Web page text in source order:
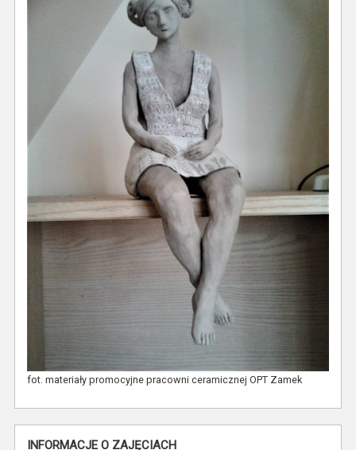
fot. materiały promocyjne pracowni ceramicznej OPT Zamek
INFORMACJE O ZAJĘCIACH